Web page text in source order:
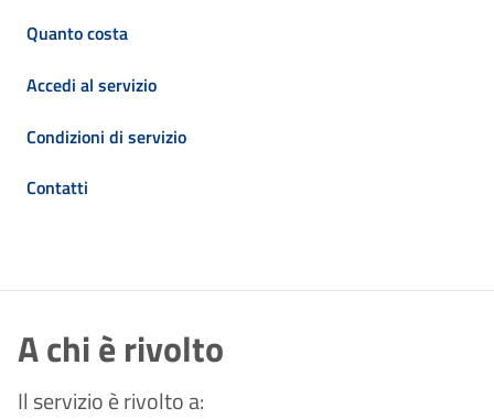
Quanto costa
Accedi al servizio
Condizioni di servizio
Contatti
A chi è rivolto
Il servizio è rivolto a: